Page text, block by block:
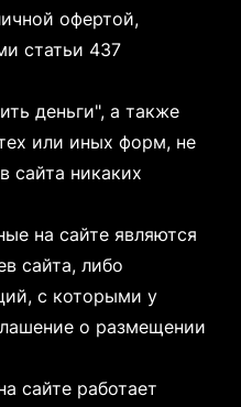
офертой,
статьи 437
деньги", а также
или иных форм, не
сайта никаких
на сайте являются
сайта, либо
с которыми у
о размещении
сайте работает